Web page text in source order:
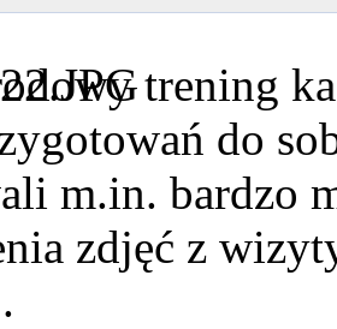
trening
do
m.in. bardzo
zdjęć z